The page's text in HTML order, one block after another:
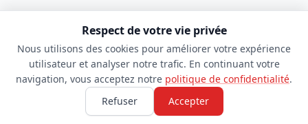
Respect de votre vie privée
Nous utilisons des cookies pour améliorer votre expérience
utilisateur et analyser notre trafic. En continuant votre
navigation, vous acceptez notre politique de confidentialité.
Refuser
Accepter